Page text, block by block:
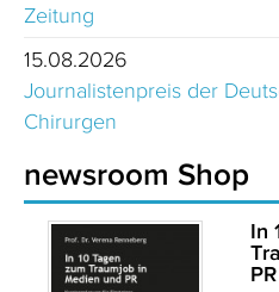
Zeitung
15.08.2026
Journalistenpreis der
Chirurgen
newsroom Shop
In
PR